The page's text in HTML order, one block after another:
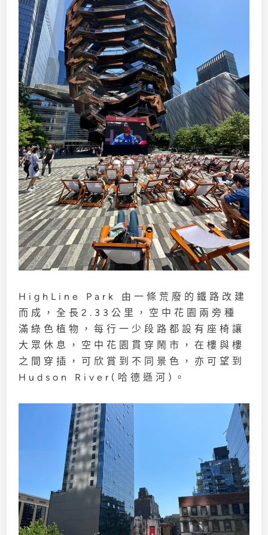
HighLine Park 由一條荒廢的鐵路改建
而成，全長2.33公里，空中花園兩旁種
滿綠色植物，每行一少段路都設有座椅讓
大眾休息，空中花園貫穿鬧市，在樓與樓
之間穿插，可欣賞到不同景色，亦可望到
Hudson River(哈德遜河)。